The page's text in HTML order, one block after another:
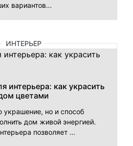
вариантов...
ИНТЕРЬЕР
интерьера: как украсить
цветами
украшение, но и способ
дом живой энергией.
позволяет ...